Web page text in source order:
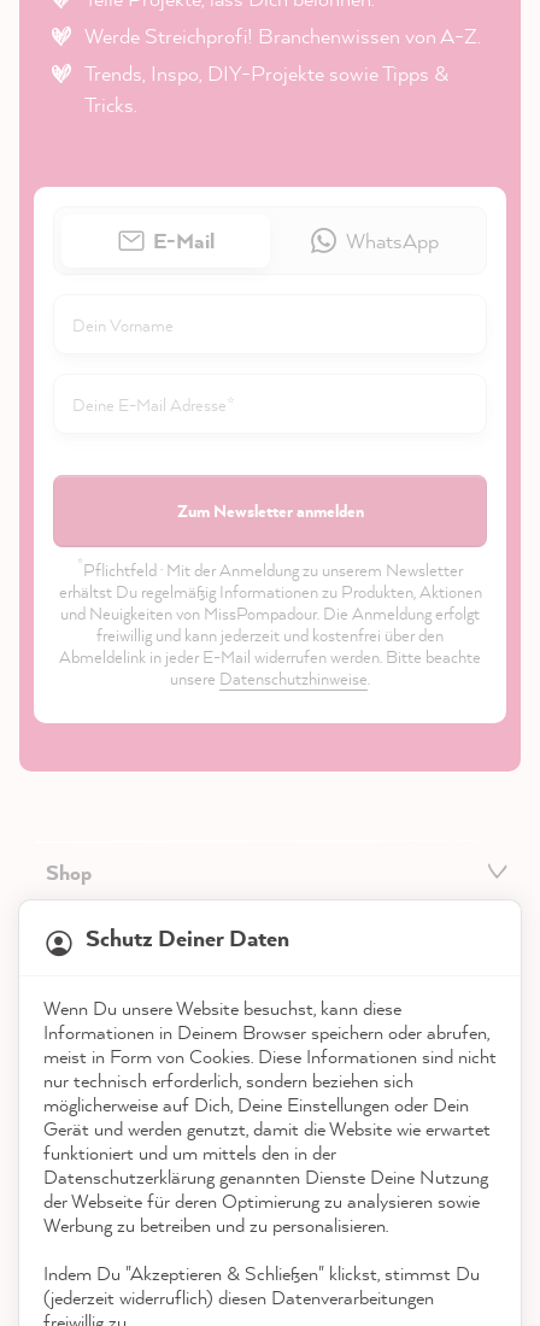
Werde Streichprofi! Branchenwissen von A-Z.
Trends, Inspo, DIY-Projekte sowie Tipps &
Tricks.
E-Mail WhatsApp
Zum Newsletter anmelden
*Pflichtfeld · Mit der Anmeldung zu unserem Newsletter
erhältst Du regelmäßig Informationen zu Produkten, Aktionen
und Neuigkeiten von MissPompadour. Die Anmeldung erfolgt
freiwillig und kann jederzeit und kostenfrei über den
Abmeldelink in jeder E-Mail widerrufen werden. Bitte beachte
unsere Datenschutzhinweise.
Shop
Service
Kontakt
App herunterladen
Auszeichnungen
Social Media
Schutz Deiner Daten
Wenn Du unsere Website besuchst, kann diese
Informationen in Deinem Browser speichern oder abrufen,
meist in Form von Cookies. Diese Informationen sind nicht
nur technisch erforderlich, sondern beziehen sich
möglicherweise auf Dich, Deine Einstellungen oder Dein
Gerät und werden genutzt, damit die Website wie erwartet
funktioniert und um mittels den in der
Datenschutzerklärung genannten Dienste Deine Nutzung
der Webseite für deren Optimierung zu analysieren sowie
Werbung zu betreiben und zu personalisieren.
Indem Du "Akzeptieren & Schließen" klickst, stimmst Du
(jederzeit widerruflich) diesen Datenverarbeitungen
reviews-io
Stefanie H
Verifizierter Kunde
Ich habe einer alten, verwitterten Tisch und
einer Bank einen neuen Anstrich verpasst
und bin seh zufrieden mit dem Ergebnis.